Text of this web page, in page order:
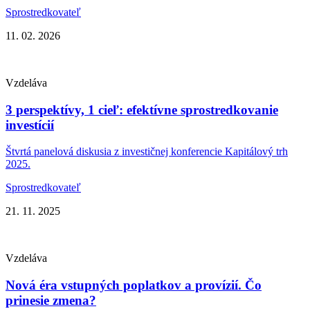
Sprostredkovateľ
11. 02. 2026
Vzdeláva
3 perspektívy, 1 cieľ: efektívne sprostredkovanie
investícií
Štvrtá panelová diskusia z investičnej konferencie Kapitálový trh
2025.
Sprostredkovateľ
21. 11. 2025
Vzdeláva
Nová éra vstupných poplatkov a provízií. Čo
prinesie zmena?